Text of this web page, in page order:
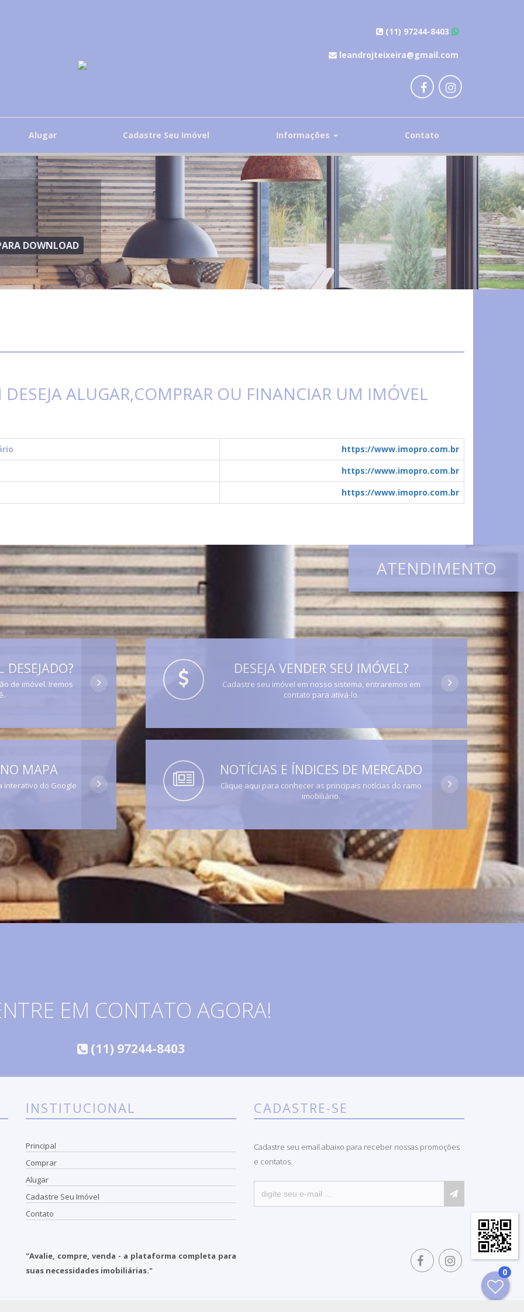
(11) 97244-8403
leandrojteixeira@gmail.com
Alugar Cadastre Seu Imóvel Informações Contato
DOWNLOAD
ALUGAR,COMPRAR OU FINANCIAR UM IMÓVEL
https://www.imopro.com.br
https://www.imopro.com.br
https://www.imopro.com.br
ATENDIMENTO
de imóvel. Iremos
DESEJA VENDER SEU IMÓVEL?
Cadastre seu imóvel em nosso sistema, entraremos em
contato para ativá-lo.
MAPA
interativo do Google
NOTÍCIAS E ÍNDICES DE MERCADO
Clique aqui para conhecer as principais notícias do ramo
imobiliário.
EM CONTATO AGORA!
(11) 97244-8403
INSTITUCIONAL
Principal
Comprar
Alugar
Cadastre Seu Imóvel
Contato
CADASTRE-SE
Cadastre seu email abaixo para receber nossas promoções
e contatos.
"Avalie, compre, venda - a plataforma completa para
suas necessidades imobiliárias."
0